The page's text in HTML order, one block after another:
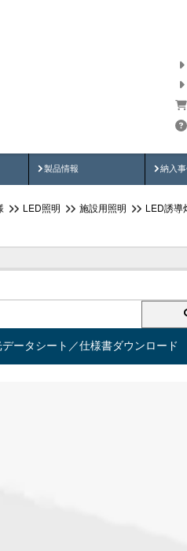
製品情報
製品動画 納入
納
LED照明 施設用照明 LED誘導
ータシート／仕様書ダウンロード